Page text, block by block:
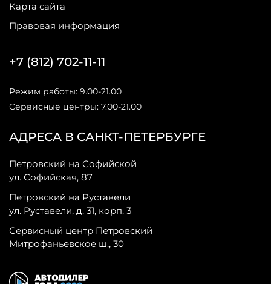
Карта сайта
Правовая информация
АДРЕСА В САНКТ-ПЕТЕРБУРГЕ
Петровский на Софийской
ул. Софийская, 87
Петровский на Руставели
ул. Руставели, д. 31, корп. 3
Сервисный центр Петровский
Митрофаньевское ш., 30
+7 (812) 702-11-11
Режим работы: 9.00-21.00
Сервисные центры: 7.00-21.00